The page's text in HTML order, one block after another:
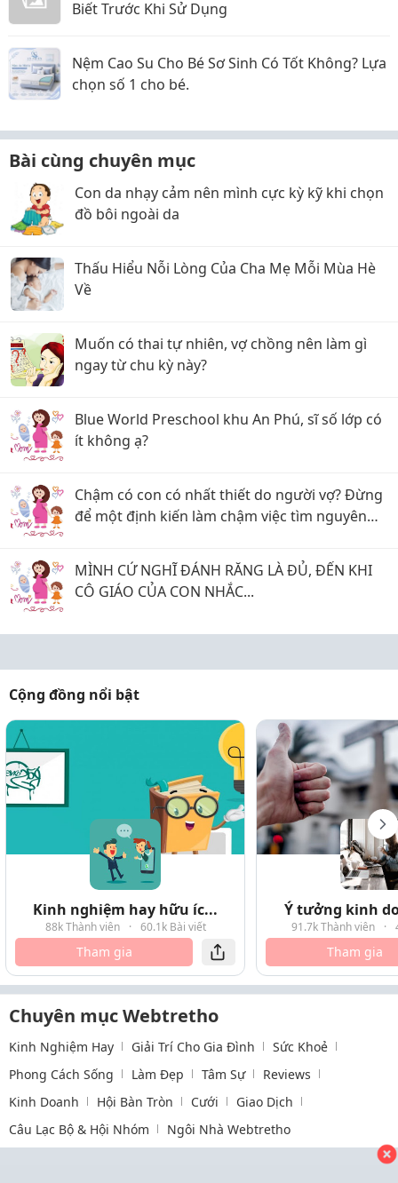
Biết Trước Khi Sử Dụng
Nệm Cao Su Cho Bé Sơ Sinh Có Tốt Không? Lựa
chọn số 1 cho bé.
Bài cùng chuyên mục
Con da nhạy cảm nên mình cực kỳ kỹ khi chọn
đồ bôi ngoài da
Thấu Hiểu Nỗi Lòng Của Cha Mẹ Mỗi Mùa Hè
Về
Muốn có thai tự nhiên, vợ chồng nên làm gì
ngay từ chu kỳ này?
Blue World Preschool khu An Phú, sĩ số lớp có
ít không ạ?
Chậm có con có nhất thiết do người vợ? Đừng
để một định kiến làm chậm việc tìm nguyên
MÌNH CỨ NGHĨ ĐÁNH RĂNG LÀ ĐỦ, ĐẾN KHI
CÔ GIÁO CỦA CON NHẮC...
Cộng đồng nổi bật
Kinh nghiệm hay hữu íc...
88k Thành viên · 60.1k Bài viết
Tham gia
Ý tưởng kinh
91.7k Thành viên ·
Tham gia
Chuyên mục Webtretho
Kinh Nghiệm Hay Giải Trí Cho Gia Đình
Sức Khoẻ
Phong Cách Sống
Làm Đẹp Tâm Sự
Reviews
Kinh Doanh
Hội Bàn Tròn Cưới
Giao Dịch
Câu Lạc Bộ & Hội Nhóm
Ngôi Nhà Webtretho